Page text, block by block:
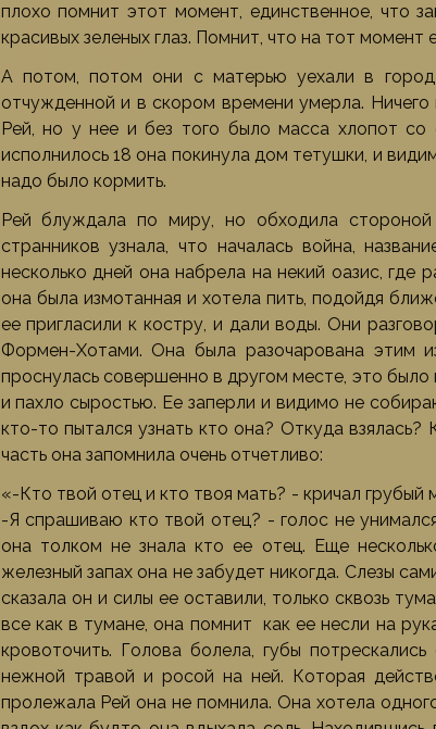
плохо помнит этот момент, единственное, что
красивых зеленых глаз. Помнит, что на тот момент
А потом, потом они с матерью уехали в
отчужденной и в скором времени умерла. Ничего
Рей, но у нее и без того было масса хлопот
исполнилось 18 она покинула дом тетушки, и
надо было кормить.
Рей блуждала по миру, но обходила
странников узнала, что началась война,
несколько дней она набрела на некий оазис,
она была измотанная и хотела пить, подойдя
ее пригласили к костру, и дали воды. Они
Формен-Хотами. Она была разочарована этим
проснулась совершенно в другом месте, это
и пахло сыростью. Ее заперли и видимо не
кто-то пытался узнать кто она? Откуда
часть она запомнила очень отчетливо:
«-Кто твой отец и кто твоя мать? - кричал
-Я спрашиваю кто твой отец? - голос не
она толком не знала кто ее отец. Еще
железный запах она не забудет никогда. Слезы
сказала он и силы ее оставили, только сквозь
все как в тумане, она помнит как ее несли на
кровоточить. Голова болела, губы
нежной травой и росой на ней. Которая
пролежала Рей она не помнила. Она хотела